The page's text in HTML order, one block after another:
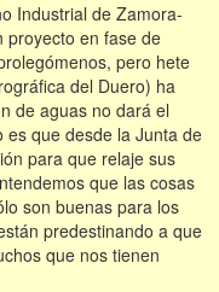
Industrial de Zamora-
proyecto en fase de
pero hete
del Duero) ha
de aguas no dará el
es que desde la Junta de
para que relaje sus
que las cosas
son buenas para los
predestinando a que
que nos tienen